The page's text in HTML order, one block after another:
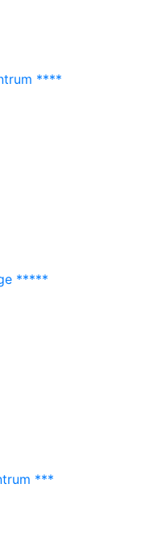
****
*****
***